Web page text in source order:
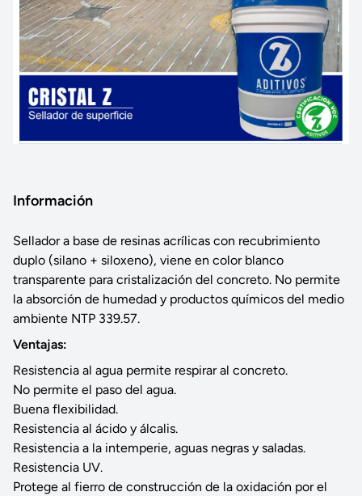
Información
Sellador a base de resinas acrílicas con recubrimiento
duplo (silano + siloxeno), viene en color blanco
transparente para cristalización del concreto. No permite
la absorción de humedad y productos químicos del medio
ambiente NTP 339.57.
Ventajas:
Resistencia al agua permite respirar al concreto.
No permite el paso del agua.
Buena flexibilidad.
Resistencia al ácido y álcalis.
Resistencia a la intemperie, aguas negras y saladas.
Resistencia UV.
Protege al fierro de construcción de la oxidación por el